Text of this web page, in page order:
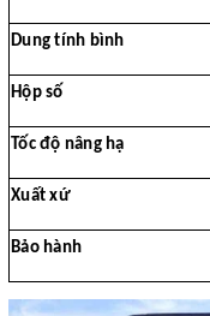
Dung tính bình
Hộp số
Tốc độ nâng hạ
Xuất xứ
Bảo hành